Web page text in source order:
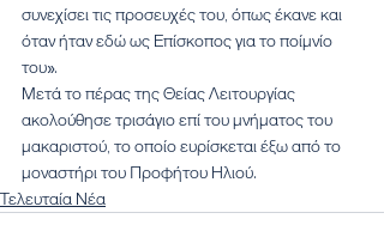
συνεχίσει τις προσευχές του, όπως έκανε και
όταν ήταν εδώ ως Επίσκοπος για το ποίμνίο
του».
Μετά το πέρας της Θείας Λειτουργίας
ακολούθησε τρισάγιο επί του μνήματος του
μακαριστού, το οποίο ευρίσκεται έξω από το
μοναστήρι του Προφήτου Ηλιού.
Τελευταία Νέα